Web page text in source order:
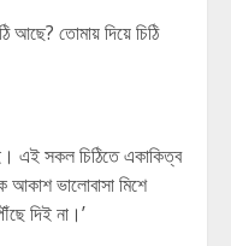
আছে? তোমায় দিয়ে চিঠি
এই সকল চিঠিতে একাকিত্ব
আকাশ ভালোবাসা মিশে
দিই না।’